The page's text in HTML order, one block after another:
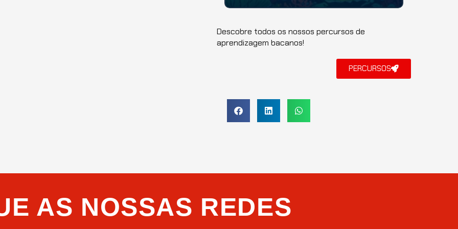
Bem-vindo à "AventurasSustentáveisnos
maravi...
Descobre todos os nossos percursos de
aprendizagem bacanos!
PERCURSOS
AS NOSSAS REDES